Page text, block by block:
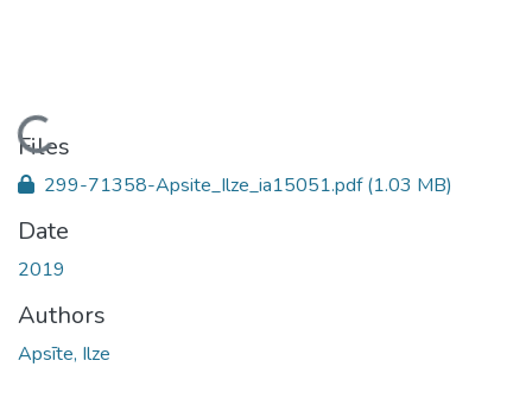
Loading...
Files
299-71358-Apsite_Ilze_ia15051.pdf(1.03 MB)
Date
2019
Authors
Apsīte, Ilze